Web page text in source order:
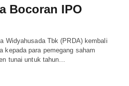
Bocoran IPO
Widyahusada Tbk (PRDA) kembali
kepada para pemegang saham
tunai untuk tahun…